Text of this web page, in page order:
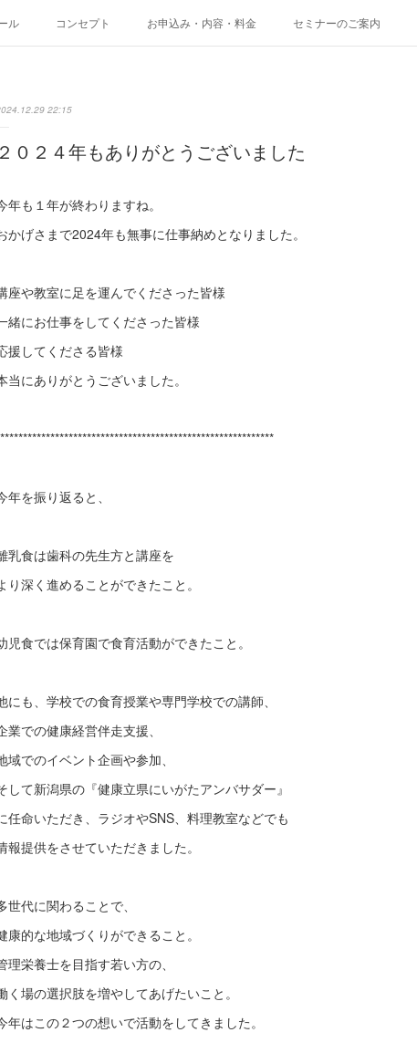
ル コンセプト お申込み・内容・料金 セミナーのご案内
22:15
２０２４年もありがとうございました
年も１年が終わりますね。
かげさまで2024年も無事に仕事納めとなりました。
座や教室に足を運んでくださった皆様
緒にお仕事をしてくださった皆様
援してくださる皆様
当にありがとうございました。
年を振り返ると、
乳食は歯科の先生方と講座を
り深く進めることができたこと。
児食では保育園で食育活動ができたこと。
にも、学校での食育授業や専門学校での講師、
業での健康経営伴走支援、
域でのイベント企画や参加、
して新潟県の『健康立県にいがたアンバサダー』
任命いただき、ラジオやSNS、料理教室などでも
報提供をさせていただきました。
世代に関わることで、
康的な地域づくりができること。
理栄養士を目指す若い方の、
く場の選択肢を増やしてあげたいこと。
年はこの２つの想いで活動をしてきました。